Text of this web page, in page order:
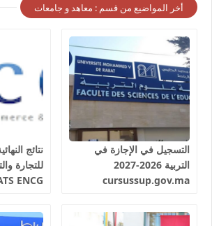
أخر المواضيع من قسم : معاهد و جامعات
التسجيل في الإجازة في
التربية 2026-2027
cursussup.gov.ma
نتائج
ENCG